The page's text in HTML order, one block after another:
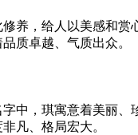
养，给人以美感和赏
质卓越、气质出众。
中，琪寓意着美丽、
凡、格局宏大。